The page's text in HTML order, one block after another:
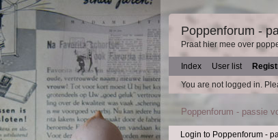
Poppenforum -
Praat hier mee over
Index User list
You are not logged in.
Poppenforum - passie
Login to Poppenforum -